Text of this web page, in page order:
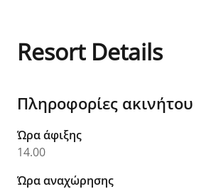
Resort Details
Πληροφορίες ακινήτου
Ώρα άφιξης
14.00
Ώρα αναχώρησης